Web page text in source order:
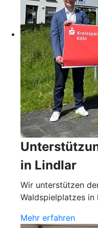
in Lindlar
Wir unterstützen
Waldspielplatzes in
Mehr erfahren